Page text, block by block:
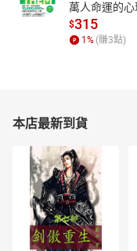
20-不必一個人傷腦筋
21-最輕鬆的管理 讓讚賞
25-用公平打開偏心的圍欄
27-打開你的耳朵和你的心
28-禮多人不怪 禮多更可愛
29-保護自己不必推卸責任
30-我不是宇宙的中心
31-小心目標成癮的陷阱
萬人命運的
書】
$315
1 % (賺3點)
本店最新到貨